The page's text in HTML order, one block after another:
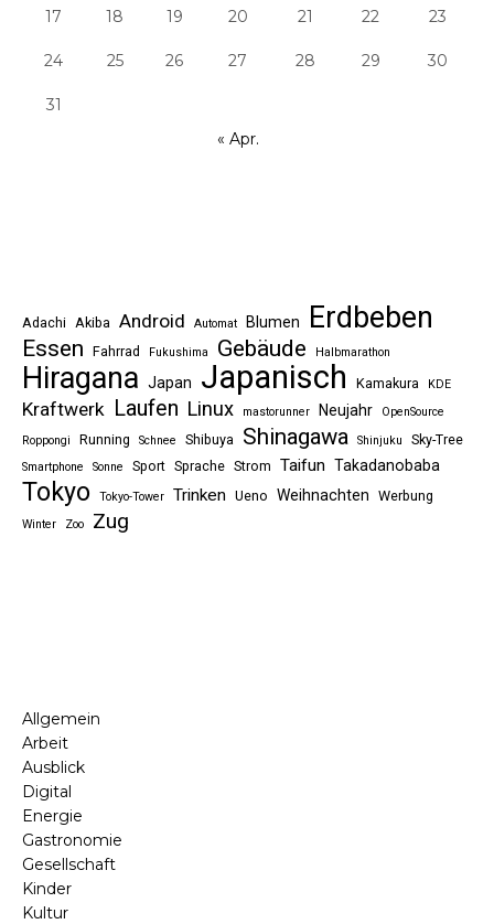
17 18 19 20 21 22 23
24 25 26 27 28 29 30
31
« Apr.
Adachi Akiba Android Automat Blumen Erdbeben
Essen Fahrrad Fukushima Gebäude Halbmarathon
Hiragana Japan Japanisch Kamakura KDE
Kraftwerk Laufen Linux mastorunner Neujahr
OpenSource
Roppongi
Running Schnee Shibuya Shinagawa Shinjuku Sky-Tree
Smartphone Sonne Sport Sprache Strom Taifun Takadanobaba
Tokyo Tokyo-Tower Trinken Ueno Weihnachten Werbung
Winter Zoo Zug
Allgemein
Arbeit
Ausblick
Digital
Energie
Gastronomie
Gesellschaft
Kinder
Kultur